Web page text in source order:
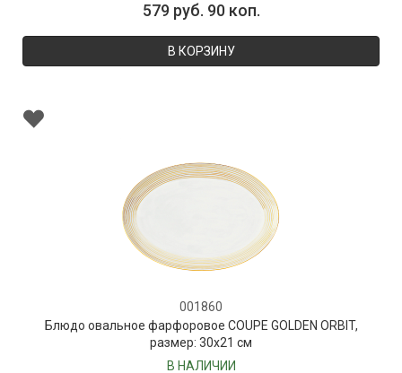
579 руб. 90 коп.
В КОРЗИНУ
001860
Блюдо овальное фарфоровое COUPE GOLDEN ORBIT,
размер: 30х21 см
В НАЛИЧИИ